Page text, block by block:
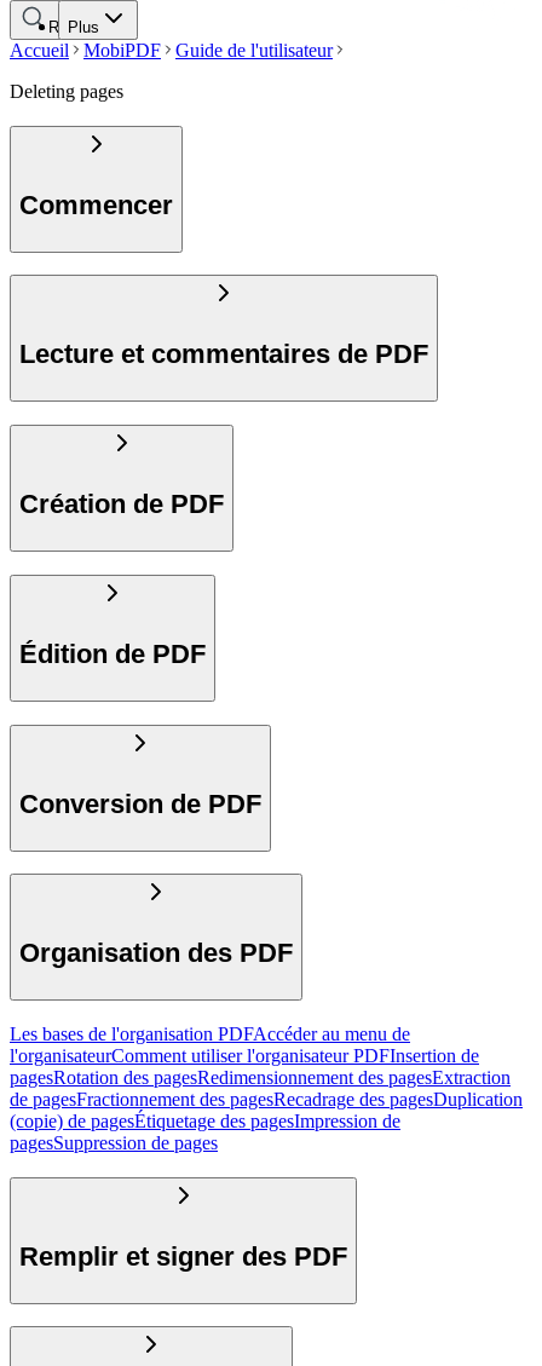
Plus
Rechercher
Accueil MobiPDF
Guide de l'utilisateur
Deleting pages
Commencer
Lecture et commentaires de PDF
Création de PDF
Édition de PDF
Conversion de PDF
Organisation des PDF
Les bases de l'organisation PDFAccéder au menu de
l'organisateurComment utiliser l'organisateur PDFInsertion de
pagesRotation des pagesRedimensionnement des pagesExtraction
de pagesFractionnement des pagesRecadrage des pagesDuplication
(copie) de pagesÉtiquetage des pagesImpression de
pagesSuppression de pages
Remplir et signer des PDF